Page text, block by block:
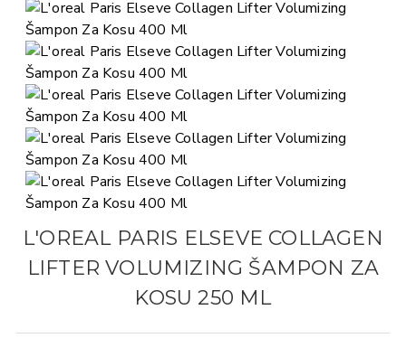
L'OREAL PARIS ELSEVE COLLAGEN
LIFTER VOLUMIZING ŠAMPON ZA
KOSU 250 ML